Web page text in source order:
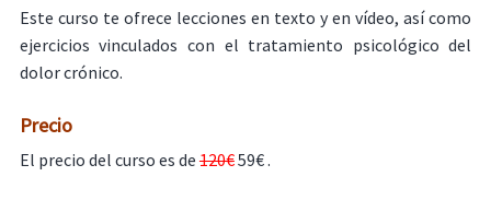
Este curso te ofrece lecciones en texto y en vídeo, así como
ejercicios vinculados con el tratamiento psicológico del
dolor crónico.
Precio
El precio del curso es de 120€59€ .